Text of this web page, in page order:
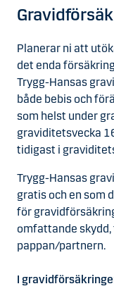
Planerar ni att
det enda
Trygg-Hansas
både bebis och
som helst under
graviditetsvecka
tidigast i
Trygg-Hansas
gratis och en som
för
omfattande skydd,
pappan/partnern.
I